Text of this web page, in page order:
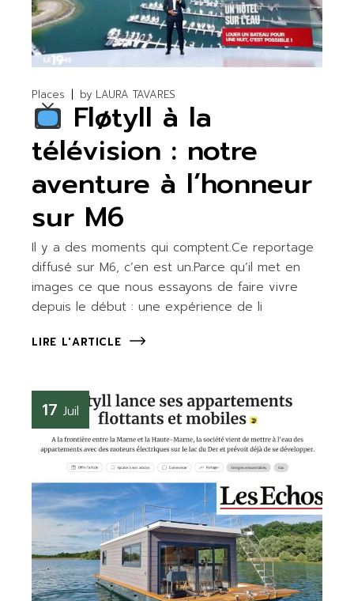
Places by LAURA TAVARES
Fløtyll à la
télévision : notre
aventure à l’honneur
sur M6
Il y a des moments qui comptent.Ce reportage
diffusé sur M6, c’en est un.Parce qu’il met en
images ce que nous essayons de faire vivre
depuis le début : une expérience de li
LIRE L'ARTICLE
17 Juil